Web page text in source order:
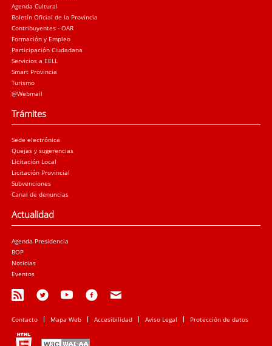
Agenda Cultural
Boletín Oficial de la Provincia
Contribuyentes - OAR
Formación y Empleo
Participación Ciudadana
Servicios a EELL
Smart Provincia
Turismo
@Webmail
Trámites
Sede electrónica
Quejas y sugerencias
Licitación Local
Licitación Provincial
Subvenciones
Canal de denuncias
Actualidad
Agenda Presidencia
BOP
Noticias
Eventos
Contacto Mapa Web Accesibilidad Aviso Legal Protección de datos